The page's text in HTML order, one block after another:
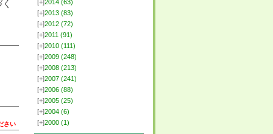
さい
[+]2014 (63)
[+]2013 (83)
[+]2012 (72)
[+]2011 (91)
[+]2010 (111)
[+]2009 (248)
[+]2008 (213)
[+]2007 (241)
[+]2006 (88)
[+]2005 (25)
[+]2004 (6)
[+]2000 (1)